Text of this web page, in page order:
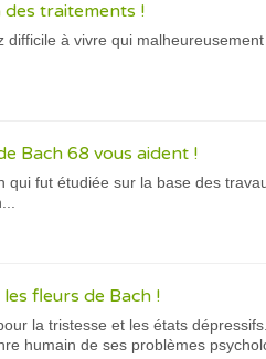
des traitements !
difficile à vivre qui
Bach 68 vous aident !
fut étudiée sur la base des
fleurs de Bach !
la tristesse et les états
humain de ses problèmes